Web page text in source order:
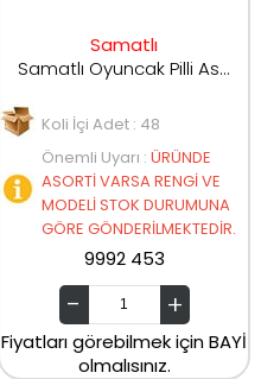
Samatlı
Samatlı Oyuncak Pilli AskerTelsizi Walkie Talkie 007-6
Koli İçi Adet : 48
Önemli Uyarı : ÜRÜNDE
ASORTİ VARSA RENGİ VE
MODELİ STOK DURUMUNA
GÖRE GÖNDERİLMEKTEDİR.
9992 453
Fiyatları görebilmek için BAYİ
olmalısınız.